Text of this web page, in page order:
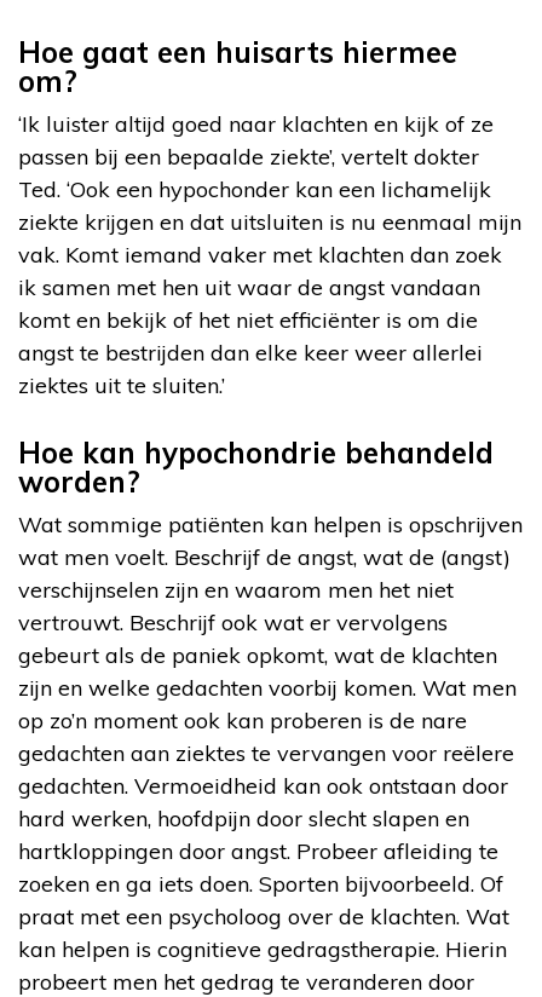
Hoe gaat een huisarts hiermee
om?
‘Ik luister altijd goed naar klachten en kijk of ze
passen bij een bepaalde ziekte’, vertelt dokter
Ted. ‘Ook een hypochonder kan een lichamelijk
ziekte krijgen en dat uitsluiten is nu eenmaal mijn
vak. Komt iemand vaker met klachten dan zoek
ik samen met hen uit waar de angst vandaan
komt en bekijk of het niet efficiënter is om die
angst te bestrijden dan elke keer weer allerlei
ziektes uit te sluiten.’
Hoe kan hypochondrie behandeld
worden?
Wat sommige patiënten kan helpen is opschrijven
wat men voelt. Beschrijf de angst, wat de (angst)
verschijnselen zijn en waarom men het niet
vertrouwt. Beschrijf ook wat er vervolgens
gebeurt als de paniek opkomt, wat de klachten
zijn en welke gedachten voorbij komen. Wat men
op zo’n moment ook kan proberen is de nare
gedachten aan ziektes te vervangen voor reëlere
gedachten. Vermoeidheid kan ook ontstaan door
hard werken, hoofdpijn door slecht slapen en
hartkloppingen door angst. Probeer afleiding te
zoeken en ga iets doen. Sporten bijvoorbeeld. Of
praat met een psycholoog over de klachten. Wat
kan helpen is cognitieve gedragstherapie. Hierin
probeert men het gedrag te veranderen door